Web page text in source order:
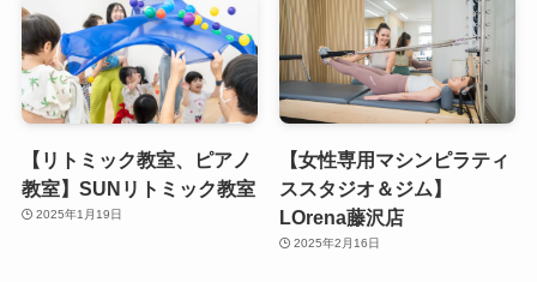
【リトミック教室、ピアノ
教室】SUNリトミック教室
2025年1月19日
【女性専用マシンピラティ
ススタジオ＆ジム】
LOrena藤沢店
2025年2月16日